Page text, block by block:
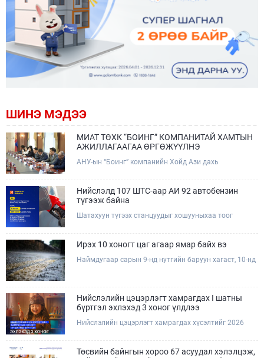
ШИНЭ МЭДЭЭ
МИАТ ТӨХК “БОИНГ” КОМПАНИТАЙ ХАМТЫН
АЖИЛЛАГААГАА ӨРГӨЖҮҮЛНЭ
АНУ-ын “Боинг” компанийн Хойд Ази дахь
Жэф Эдвардс тэргүүтэй төлөөлөгчдийг Зам,
тээврийн сайд Б.Дэлгэрсайхан хүлээн авч уулзав.
Нийслэлд 107 ШТС-аар АИ 92 автобензин
түгээж байна
Шатахуун түгээх станцуудыг хошууныхаа тоог
Ирэх 10 хоногт цаг агаар ямар байх вэ
Наймдугаар сарын 9-нд нутгийн баруун хагаст, 10-нд
Нийслэлийн цэцэрлэгт хамрагдах I шатны
бүртгэл эхлэхэд 3 хоног үлдлээ
Нийслэлийн цэцэрлэгт хамрагдах хүсэлтийг 2026
цахимаар хүлээн авна.Хүүхдээ цэцэрлэгт хамруулах
Төсвийн байнгын хороо 67 асуудал хэлэлцэж,